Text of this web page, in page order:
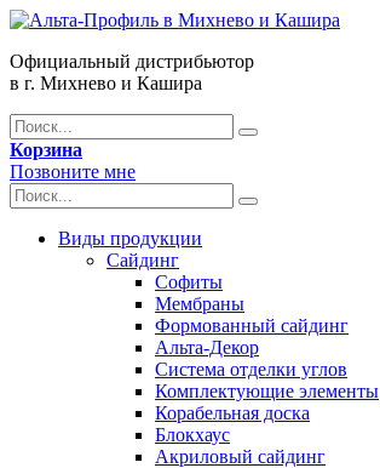
Официальный дистрибьютор
в г. Михнево и Кашира
Корзина
Позвоните мне
Виды продукции
Сайдинг
Софиты
Мембраны
Формованный сайдинг
Альта-Декор
Система отделки углов
Комплектующие элементы
Корабельная доска
Блокхаус
Акриловый сайдинг